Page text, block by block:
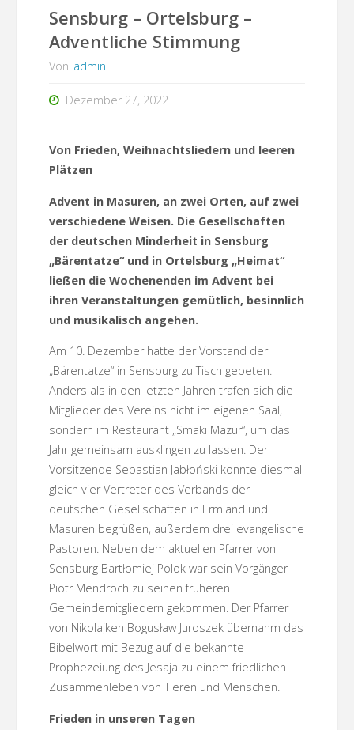
Sensburg – Ortelsburg –
Adventliche Stimmung
Von admin
Dezember 27, 2022
Von Frieden, Weihnachtsliedern und leeren
Plätzen
Advent in Masuren, an zwei Orten, auf zwei
verschiedene Weisen. Die Gesellschaften
der deutschen Minderheit in Sensburg
„Bärentatze“ und in Ortelsburg „Heimat“
ließen die Wochenenden im Advent bei
ihren Veranstaltungen gemütlich, besinnlich
und musikalisch angehen.
Am 10. Dezember hatte der Vorstand der
„Bärentatze“ in Sensburg zu Tisch gebeten.
Anders als in den letzten Jahren trafen sich die
Mitglieder des Vereins nicht im eigenen Saal,
sondern im Restaurant „Smaki Mazur“, um das
Jahr gemeinsam ausklingen zu lassen. Der
Vorsitzende Sebastian Jabłoński konnte diesmal
gleich vier Vertreter des Verbands der
deutschen Gesellschaften in Ermland und
Masuren begrüßen, außerdem drei evangelische
Pastoren. Neben dem aktuellen Pfarrer von
Sensburg Bartłomiej Polok war sein Vorgänger
Piotr Mendroch zu seinen früheren
Gemeindemitgliedern gekommen. Der Pfarrer
von Nikolajken Bogusław Juroszek übernahm das
Bibelwort mit Bezug auf die bekannte
Prophezeiung des Jesaja zu einem friedlichen
Zusammenleben von Tieren und Menschen.
Frieden in unseren Tagen